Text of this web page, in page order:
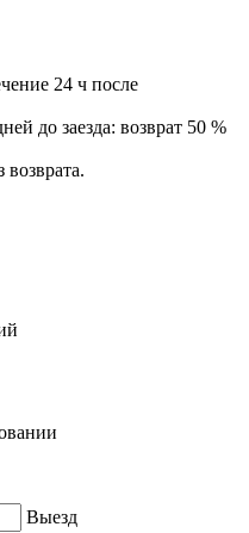
24 ч после
до заезда: возврат 50 %
возврата.
Выезд